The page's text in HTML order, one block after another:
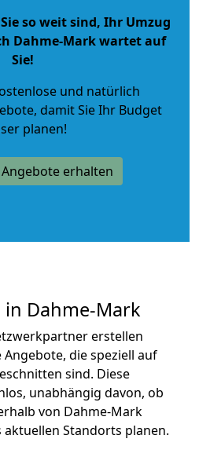
so weit sind, Ihr Umzug
Dahme-Mark wartet auf
Sie!
und natürlich
, damit Sie Ihr Budget
planen!
erhalten
in Dahme-Mark
erstellen
die speziell auf
sind. Diese
unabhängig davon, ob
von Dahme-Mark
Standorts planen.